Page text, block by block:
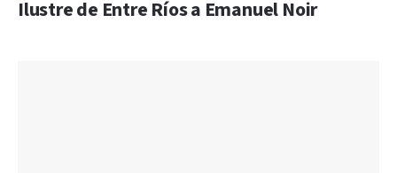
Ilustre de Entre Ríos a Emanuel Noir